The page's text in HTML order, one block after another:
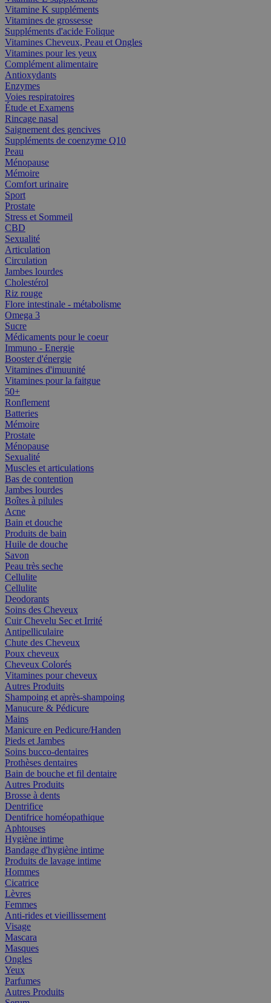
Vitamine K suppléments
Vitamines de grossesse
Suppléments d'acide Folique
Vitamines Cheveux, Peau et Ongles
Vitamines pour les yeux
Complément alimentaire
Antioxydants
Enzymes
Voies respiratoires
Étude et Examens
Rincage nasal
Saignement des gencives
Suppléments de coenzyme Q10
Peau
Ménopause
Mémoire
Comfort urinaire
Sport
Prostate
Stress et Sommeil
CBD
Sexualité
Articulation
Circulation
Jambes lourdes
Cholestérol
Riz rouge
Flore intestinale - métabolisme
Omega 3
Sucre
Médicaments pour le coeur
Immuno - Energie
Booster d'énergie
Vitamines d'imuunité
Vitamines pour la faitgue
50+
Ronflement
Batteries
Mémoire
Prostate
Ménopause
Sexualité
Muscles et articulations
Bas de contention
Jambes lourdes
Boîtes à pilules
Acne
Bain et douche
Produits de bain
Huile de douche
Savon
Peau très seche
Cellulite
Cellulite
Deodorants
Soins des Cheveux
Cuir Chevelu Sec et Irrité
Antipelliculaire
Chute des Cheveux
Poux cheveux
Cheveux Colorés
Vitamines pour cheveux
Autres Produits
Shampoing et après-shampoing
Manucure & Pédicure
Mains
Manicure en Pedicure/Handen
Pieds et Jambes
Soins bucco-dentaires
Prothèses dentaires
Bain de bouche et fil dentaire
Autres Produits
Brosse à dents
Dentrifice
Dentifrice homéopathique
Aphtouses
Hygiène intime
Bandage d'hygiène intime
Produits de lavage intime
Hommes
Cicatrice
Lèvres
Femmes
Anti-rides et vieillissement
Visage
Mascara
Masques
Ongles
Yeux
Parfumes
Autres Produits